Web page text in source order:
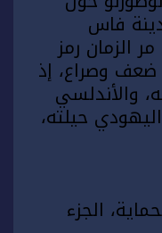
فاس
الزمان رمز
وصراع، إذ
والأندلسي
حيلته،
الجزء